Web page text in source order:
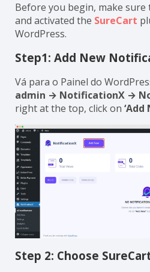
Before you begin, make
and activated the SureCart
WordPress.
Step1: Add New
Vá para o Painel do
admin → NotificationX →
right at the top, click on ‘Add
Step 2: Choose